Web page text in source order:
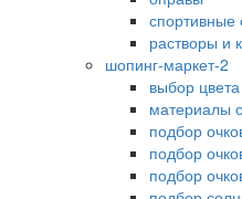
спортивные
растворы и
шопинг-маркет-2
выбор
материалы
подбор
подбор
подбор